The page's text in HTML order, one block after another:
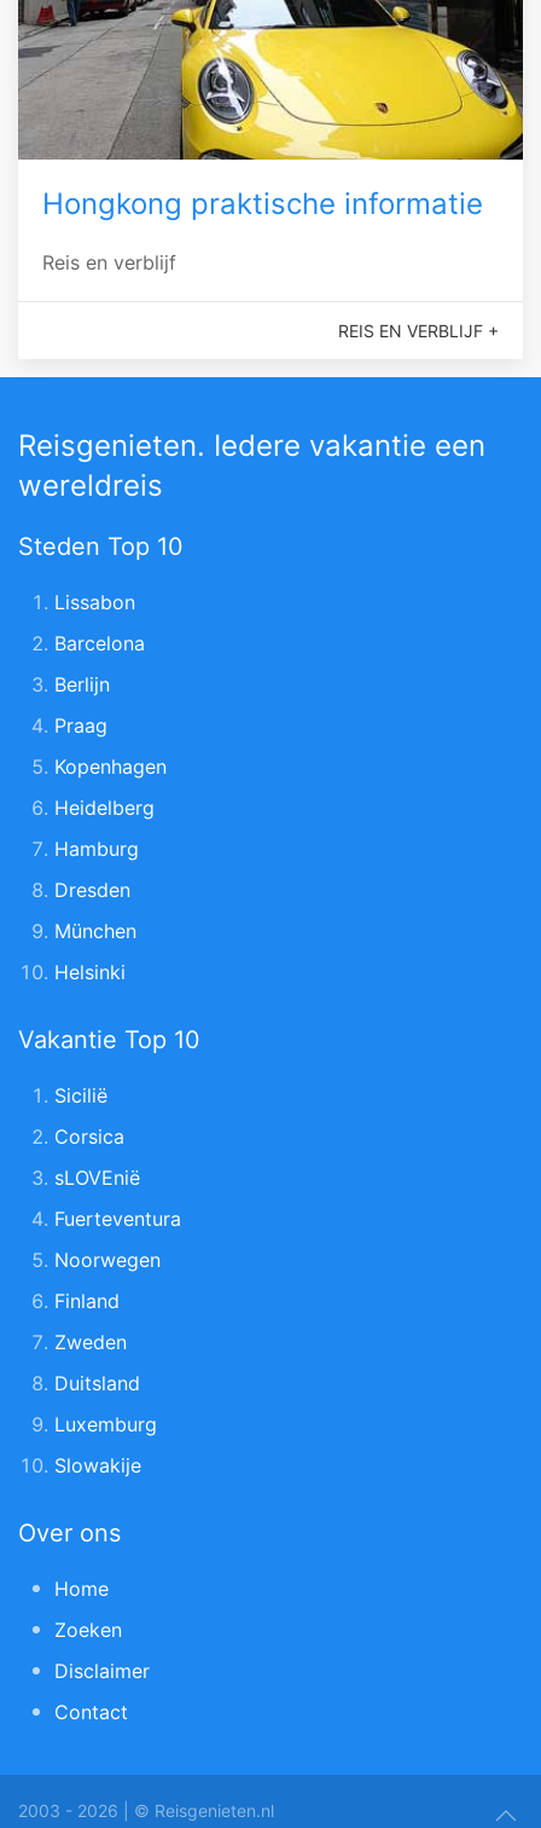
Hongkong praktische informatie
Reis en verblijf
REIS EN VERBLIJF +
Reisgenieten. Iedere vakantie een
wereldreis
Steden Top 10
Lissabon
Barcelona
Berlijn
Praag
Kopenhagen
Heidelberg
Hamburg
Dresden
München
Helsinki
Vakantie Top 10
Sicilië
Corsica
sLOVEnië
Fuerteventura
Noorwegen
Finland
Zweden
Duitsland
Luxemburg
Slowakije
Over ons
Home
Zoeken
Disclaimer
Contact
2003 - 2026 | © Reisgenieten.nl